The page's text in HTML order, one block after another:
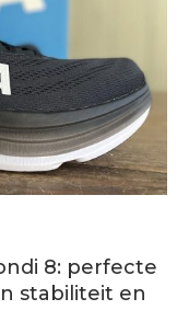
8: perfecte
stabiliteit en